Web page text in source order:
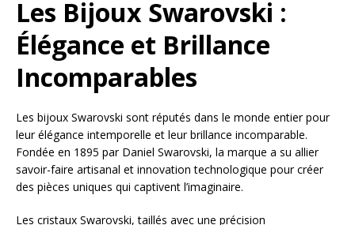
Les Bijoux Swarovski :
Élégance et Brillance
Incomparables
Les bijoux Swarovski sont réputés dans le monde entier pour
leur élégance intemporelle et leur brillance incomparable.
Fondée en 1895 par Daniel Swarovski, la marque a su allier
savoir-faire artisanal et innovation technologique pour créer
des pièces uniques qui captivent l’imaginaire.
Les cristaux Swarovski, taillés avec une précision